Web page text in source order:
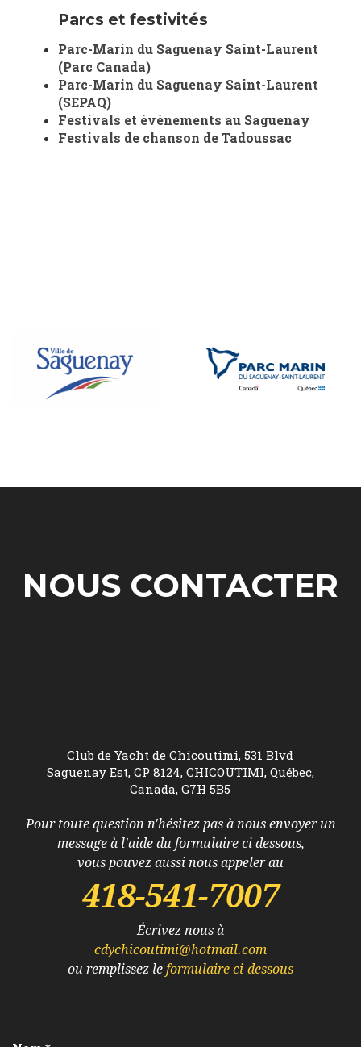
Parcs et festivités
Parc-Marin du Saguenay Saint-Laurent
(Parc Canada)
Parc-Marin du Saguenay Saint-Laurent
(SEPAQ)
Festivals et événements au Saguenay
Festivals de chanson de Tadoussac
NOUS CONTACTER
Club de Yacht de Chicoutimi, 531 Blvd
Saguenay Est, CP 8124, CHICOUTIMI, Québec,
Canada, G7H 5B5
Pour toute question n'hésitez pas à nous envoyer un
message à l'aide du formulaire ci dessous,
vous pouvez aussi nous appeler au
418-541-7007
Écrivez nous à
cdychicoutimi@hotmail.com
ou remplissez le formulaire ci-dessous